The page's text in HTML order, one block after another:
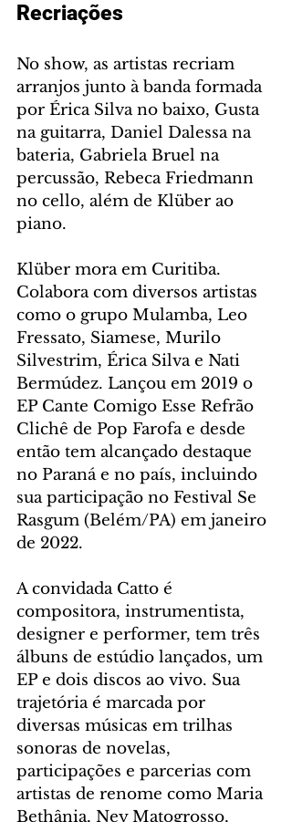
Recriações
No show, as artistas recriam
arranjos junto à banda formada
por Érica Silva no baixo, Gusta
na guitarra, Daniel Dalessa na
bateria, Gabriela Bruel na
percussão, Rebeca Friedmann
no cello, além de Klüber ao
piano.
Klüber mora em Curitiba.
Colabora com diversos artistas
como o grupo Mulamba, Leo
Fressato, Siamese, Murilo
Silvestrim, Érica Silva e Nati
Bermúdez. Lançou em 2019 o
EP Cante Comigo Esse Refrão
Clichê de Pop Farofa e desde
então tem alcançado destaque
no Paraná e no país, incluindo
sua participação no Festival Se
Rasgum (Belém/PA) em janeiro
de 2022.
A convidada Catto é
compositora, instrumentista,
designer e performer, tem três
álbuns de estúdio lançados, um
EP e dois discos ao vivo. Sua
trajetória é marcada por
diversas músicas em trilhas
sonoras de novelas,
participações e parcerias com
artistas de renome como Maria
Bethânia, Ney Matogrosso,